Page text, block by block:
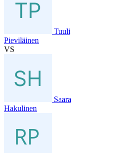
Tuuli
Pieviläinen
VS
Saara
Hakulinen